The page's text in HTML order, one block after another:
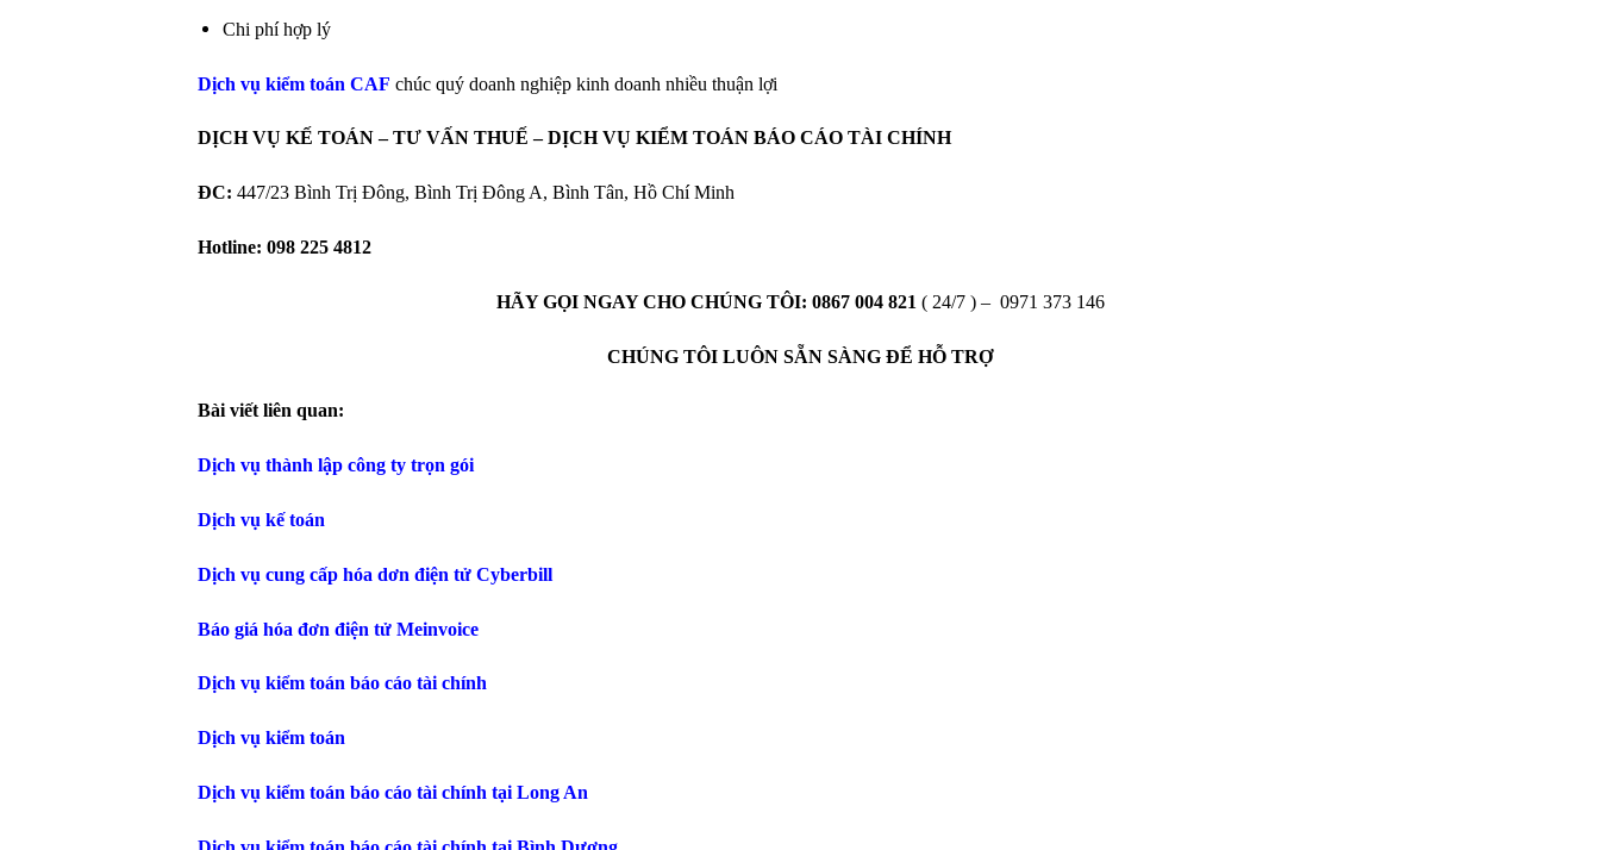
Chi phí hợp lý
Dịch vụ kiểm toán CAF chúc quý doanh nghiệp kinh doanh nhiều thuận lợi
DỊCH VỤ KẾ TOÁN – TƯ VẤN THUẾ – DỊCH VỤ KIỂM TOÁN BÁO CÁO TÀI CHÍNH
ĐC: 447/23 Bình Trị Đông, Bình Trị Đông A, Bình Tân, Hồ Chí Minh
Hotline: 098 225 4812
HÃY GỌI NGAY CHO CHÚNG TÔI: 0867 004 821 ( 24/7 ) – 0971 373 146
CHÚNG TÔI LUÔN SẴN SÀNG ĐỂ HỖ TRỢ
Bài viết liên quan:
Dịch vụ thành lập công ty trọn gói
Dịch vụ kế toán
Dịch vụ cung cấp hóa dơn điện tử Cyberbill
Báo giá hóa đơn điện tử Meinvoice
Dịch vụ kiểm toán báo cáo tài chính
Dịch vụ kiểm toán
Dịch vụ kiểm toán báo cáo tài chính tại Long An